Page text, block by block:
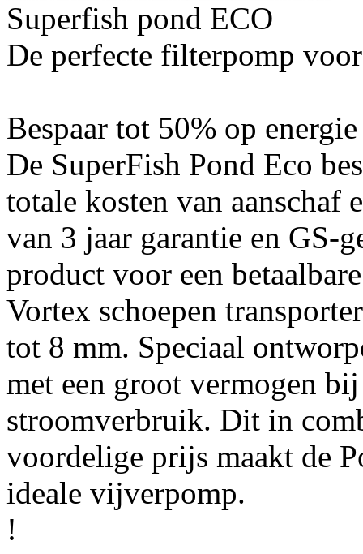
Superfish pond ECO
De perfecte filterpomp
Bespaar tot 50% op
De SuperFish Pond Eco
totale kosten van aanschaf
van 3 jaar garantie en GS-
product voor een
Vortex schoepen
tot 8 mm. Speciaal
met een groot vermogen bij
stroomverbruik. Dit in
voordelige prijs maakt de
ideale vijverpomp.
!